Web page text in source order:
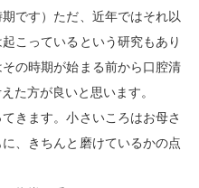
です）ただ、近年ではそれ以
こっているという研究もあり
の時期が始まる前から口腔清
た方が良いと思います。
きます。小さいころはお母さ
、きちんと磨けているかの点